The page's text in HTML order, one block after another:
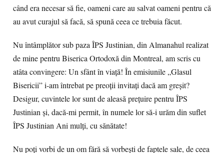
când era necesar să fie, oameni care au salvat oameni pentru că
au avut curajul să facă, să spună ceea ce trebuia făcut.
Nu întâmplător sub paza ÎPS Justinian, din Almanahul realizat
de mine pentru Biserica Ortodoxă din Montreal, am scris cu
atâta convingere: Un sfânt în viaţă! În emisiunile „Glasul
Bisericii” i-am întrebat pe preoţii invitaţi dacă am greşit?
Desigur, cuvintele lor sunt de aleasă preţuire pentru ÎPS
Justinian şi, dacă-mi permit, în numele lor să-i urăm din suflet
ÎPS Justinian Ani mulţi, cu sănătate!
Nu poţi vorbi de un om fără să vorbeşti de faptele sale, de ceea